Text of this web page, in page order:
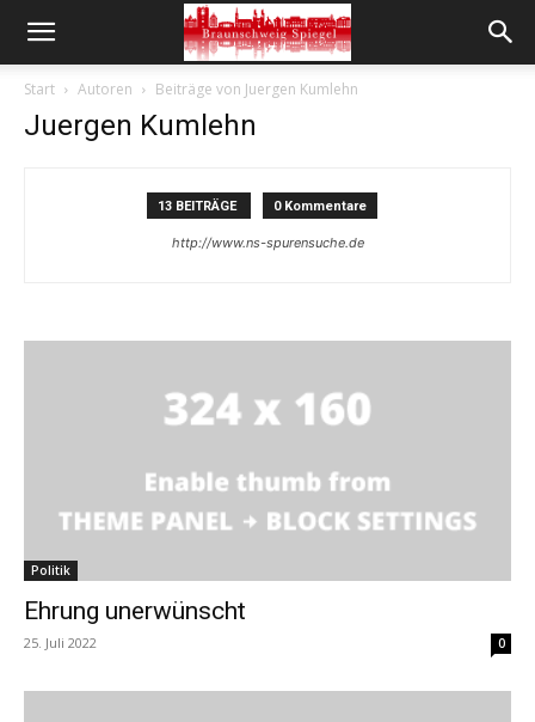
Start Autoren Beiträge von Juergen Kumlehn
Juergen Kumlehn
13 BEITRÄGE 0 Kommentare
http://www.ns-spurensuche.de
Politik
Ehrung unerwünscht
25. Juli 2022 0